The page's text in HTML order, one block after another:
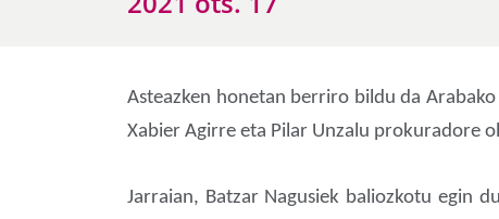
Asteazken honetan berriro bildu da
Xabier Agirre eta Pilar Unzalu prokuradore
Jarraian, Batzar Nagusiek baliozkotu egin